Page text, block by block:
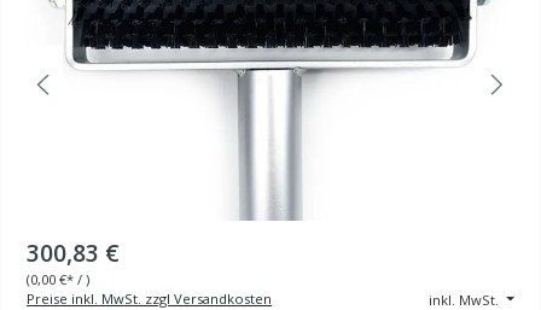
300,83 €
(0,00 €* / )
inkl. MwSt.
Preise inkl. MwSt. zzgl Versandkosten